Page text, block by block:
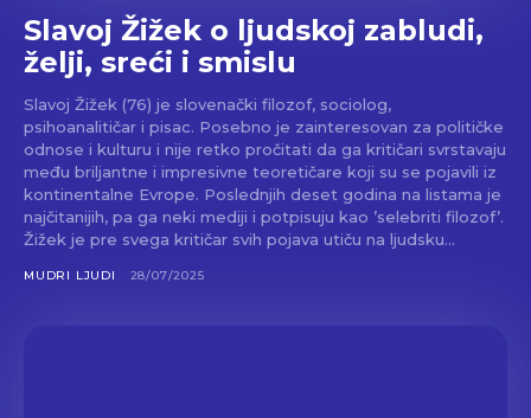
Slavoj Žižek o ljudskoj zabludi,
želji, sreći i smislu
Slavoj Žižek (76) je slovenački filozof, sociolog,
psihoanalitičar i pisac. Posebno je zainteresovan za političke
odnose i kulturu i nije retko pročitati da ga kritičari svrstavaju
među briljantne i impresivne teoretičare koji su se pojavili iz
kontinentalne Evrope. Poslednjih deset godina na listama je
najčitanijih, pa ga neki mediji i potpisuju kao ’selebriti filozof’.
Žižek je pre svega kritičar svih pojava utiču na ljudsku...
MUDRI LJUDI 28/07/2025